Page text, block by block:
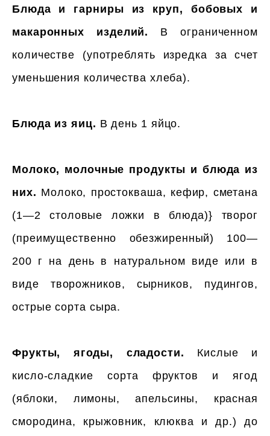
Блюда и гарниры из круп, бобовых и
макаронных изделий.
В ограниченном
количестве (употреблять изредка за счет
уменьшения количества хлеба).
Блюда из яиц. В день 1 яйцо.
Молоко, молочные продукты и блюда из
них. Молоко, простокваша, кефир, сметана
(1—2 столовые ложки в блюда)} творог
(преимущественно обезжиренный) 100—
200 г на день в натуральном виде или в
виде творожников, сырников, пудингов,
острые сорта сыра.
Фрукты, ягоды, сладости. Кислые и
кисло-сладкие сорта фруктов и ягод
(яблоки, лимоны, апельсины, красная
смородина, крыжовник, клюква и др.) до